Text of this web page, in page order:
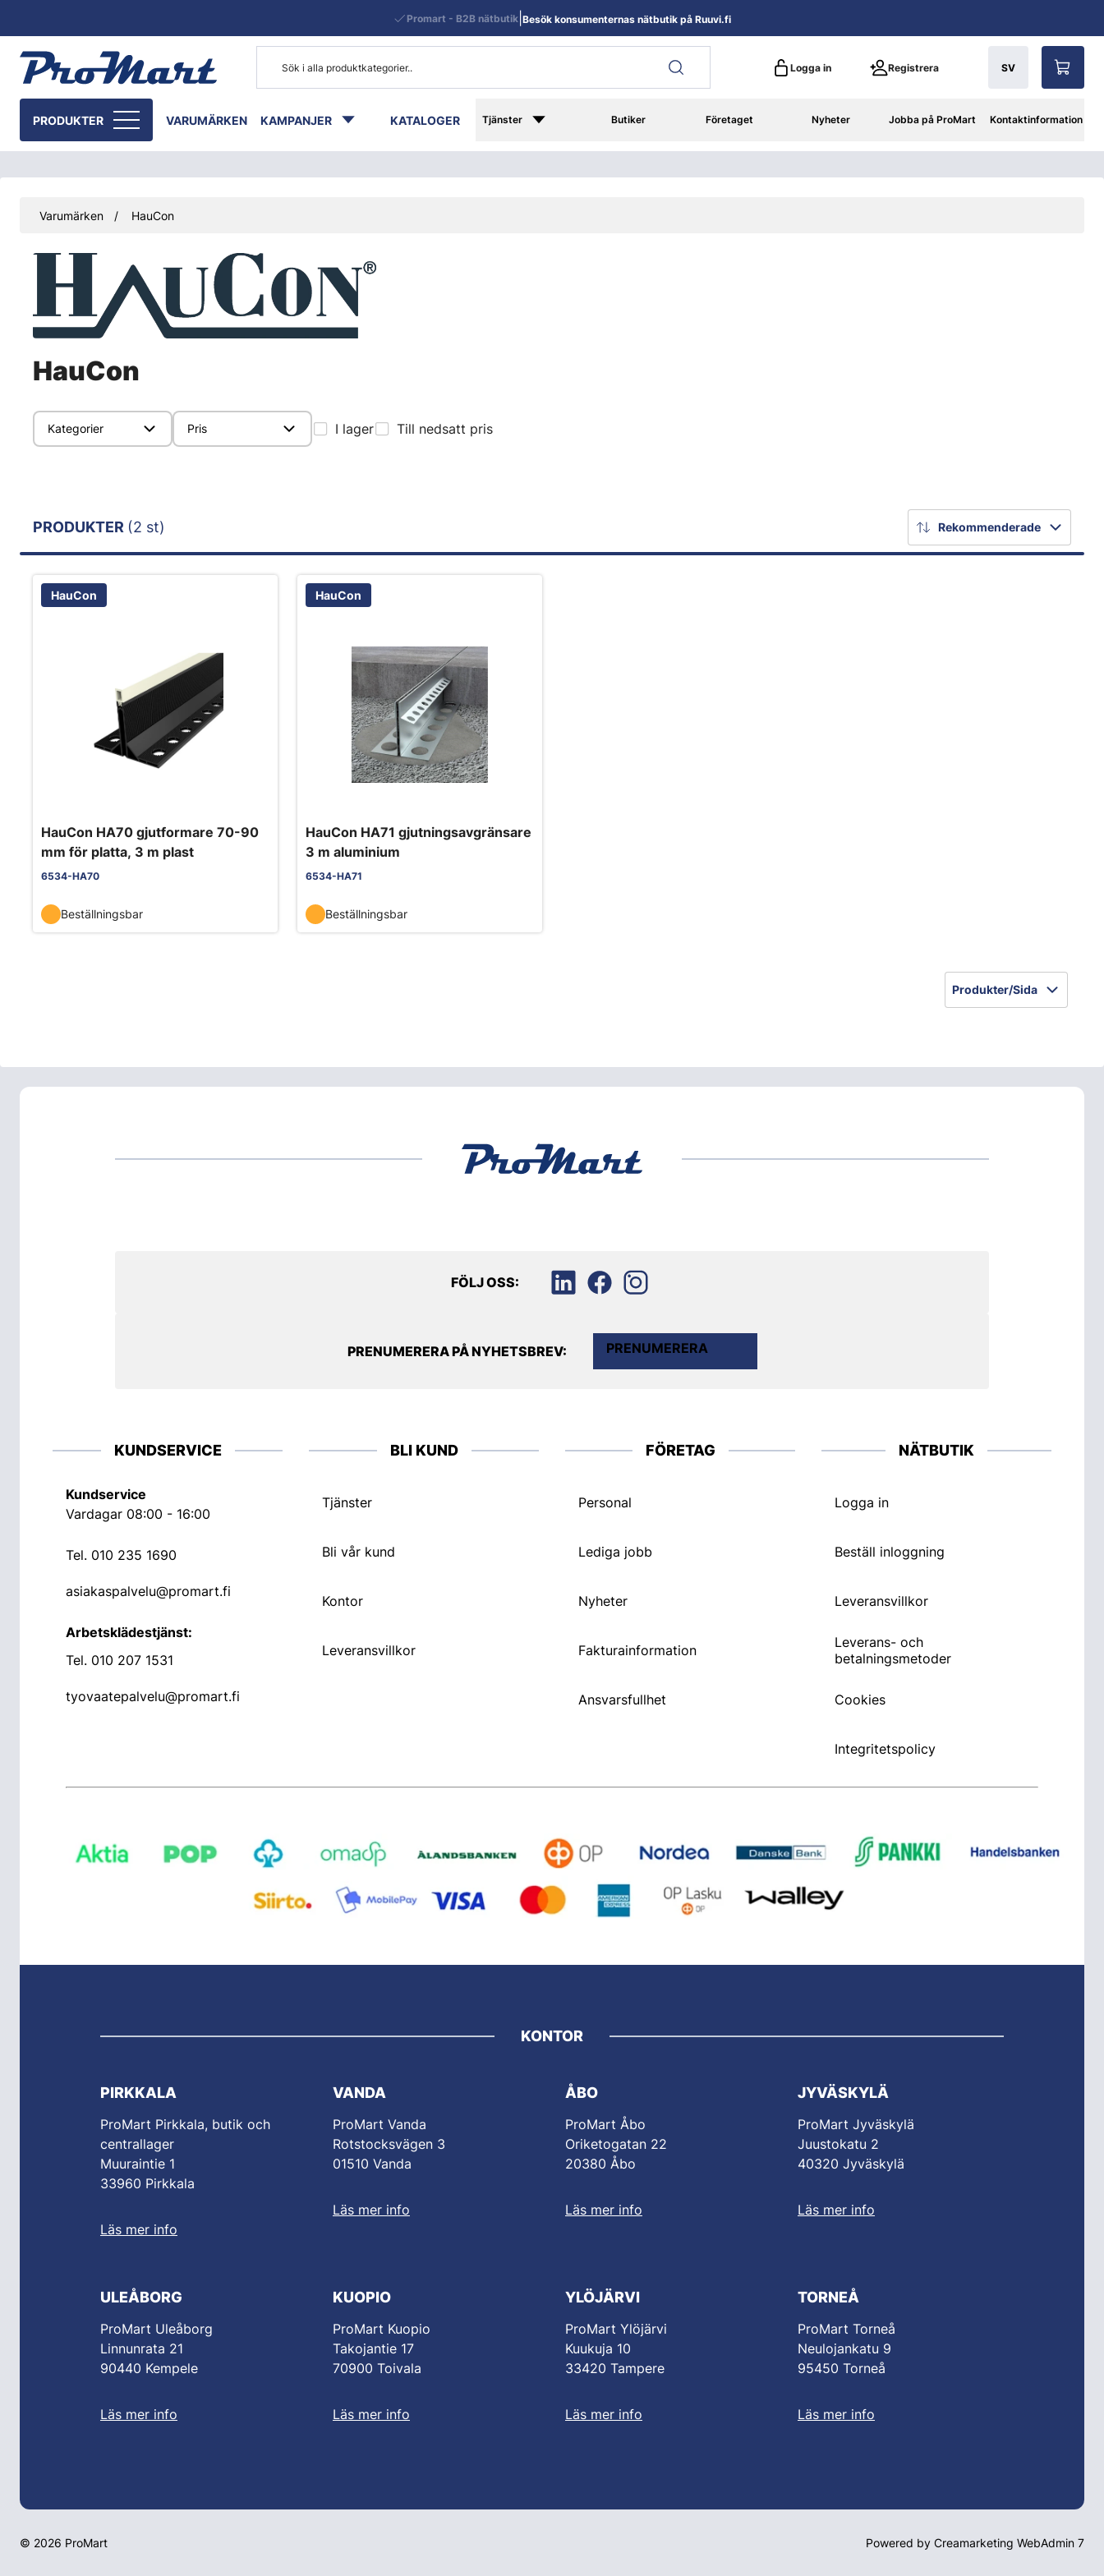
Logga in Registrera SV
PRODUKTER VARUMÄRKEN KAMPANJER KATALOGER Tjänster Butiker Företaget Nyheter Jobba på ProMart Kontaktinformation
Promart - B2B nätbutik Besök konsumenternas nätbutik på Ruuvi.fi
Varumärken HauCon
HauCon
Kategorier Pris I lager Till nedsatt pris
Rekommenderade
PRODUKTER (2 st)
HauCon
HauCon HA70 gjutformare 70-90
mm för platta, 3 m plast
6534-HA70
Beställningsbar
HauCon
HauCon HA71 gjutningsavgränsare
3 m aluminium
6534-HA71
Beställningsbar
Produkter/Sida
FÖLJ OSS:
PRENUMERERA PÅ NYHETSBREV: PRENUMERERA
KUNDSERVICE
Kundservice
Vardagar 08:00 - 16:00
Tel. 010 235 1690
asiakaspalvelu@promart.fi
Arbetsklädestjänst:
Tel. 010 207 1531
tyovaatepalvelu@promart.fi
BLI KUND
Tjänster
Bli vår kund
Kontor
Leveransvillkor
FÖRETAG
Personal
Lediga jobb
Nyheter
Fakturainformation
Ansvarsfullhet
NÄTBUTIK
Logga in
Beställ inloggning
Leveransvillkor
Leverans- och
betalningsmetoder
Cookies
Integritetspolicy
KONTOR
PIRKKALA
ProMart Pirkkala, butik och
centrallager
Muuraintie 1
33960 Pirkkala
Läs mer info
VANDA
ProMart Vanda
Rotstocksvägen 3
01510 Vanda
Läs mer info
ÅBO
ProMart Åbo
Oriketogatan 22
20380 Åbo
Läs mer info
JYVÄSKYLÄ
ProMart Jyväskylä
Juustokatu 2
40320 Jyväskylä
Läs mer info
ULEÅBORG
ProMart Uleåborg
Linnunrata 21
90440 Kempele
Läs mer info
KUOPIO
ProMart Kuopio
Takojantie 17
70900 Toivala
Läs mer info
YLÖJÄRVI
ProMart Ylöjärvi
Kuukuja 10
33420 Tampere
Läs mer info
TORNEÅ
ProMart Torneå
Neulojankatu 9
95450 Torneå
Läs mer info
© 2026 ProMart Powered by Creamarketing WebAdmin 7